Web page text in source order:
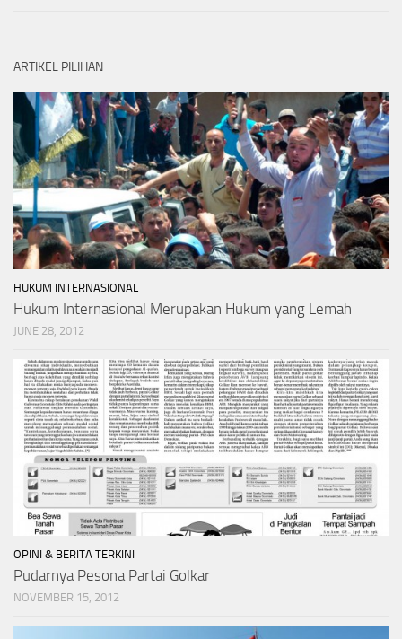
ARTIKEL PILIHAN
HUKUM INTERNASIONAL
Hukum Internasional Merupakan Hukum yang Lemah
JUNE 28, 2012
OPINI & BERITA TERKINI
Pudarnya Pesona Partai Golkar
NOVEMBER 15, 2012